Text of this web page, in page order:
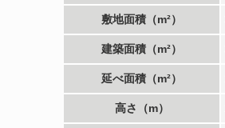
敷地面積（m²）
建築面積（m²）
延べ面積（m²）
高さ（m）